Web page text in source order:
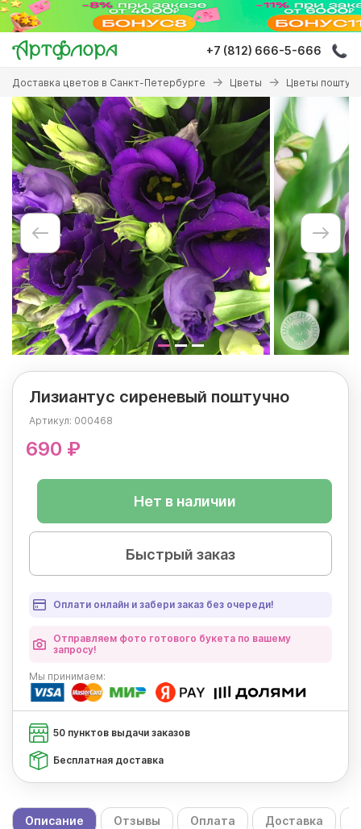
Перейти
основному
содержанию
+7 (812) 666-5-666
Вы
здесь
Доставка цветов в Санкт-Петербурге Цветы Цветы
Лизиантус сиреневый поштучно
Артикул: 000468
690 ₽
Нет в наличии
Быстрый заказ
Оплати онлайн и забери заказ без очереди!
Отправляем фото готового букета по вашему
запросу!
Мы принимаем:
50 пунктов выдачи заказов
Бесплатная доставка
Описание Отзывы Оплата Доставка